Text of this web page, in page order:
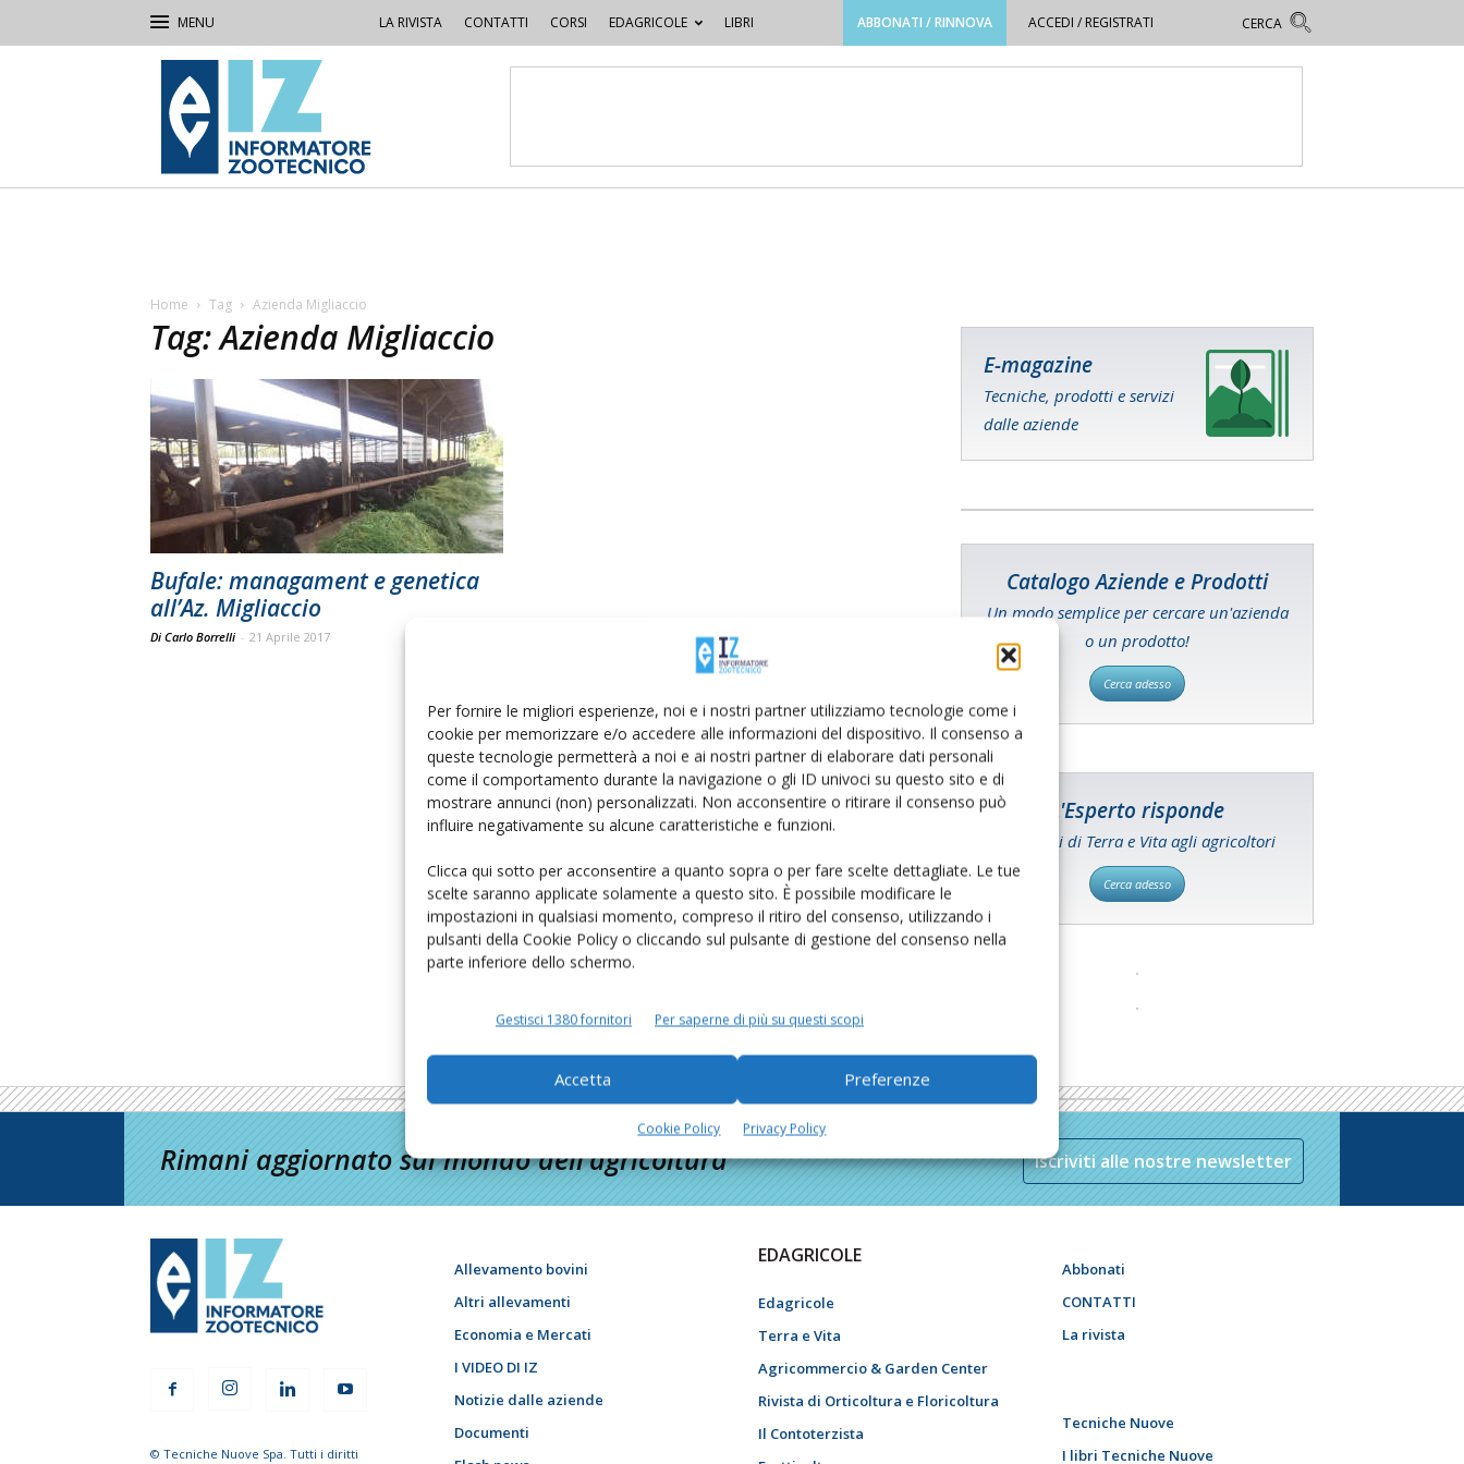
Per fornire le migliori esperienze, noi e i nostri partner utilizziamo tecnologie come i
cookie per memorizzare e/o accedere alle informazioni del dispositivo. Il consenso a
queste tecnologie permetterà a noi e ai nostri partner di elaborare dati personali
come il comportamento durante la navigazione o gli ID univoci su questo sito e di
mostrare annunci (non) personalizzati. Non acconsentire o ritirare il consenso può
influire negativamente su alcune caratteristiche e funzioni.
Clicca qui sotto per acconsentire a quanto sopra o per fare scelte dettagliate. Le tue
scelte saranno applicate solamente a questo sito. È possibile modificare le
impostazioni in qualsiasi momento, compreso il ritiro del consenso, utilizzando i
pulsanti della Cookie Policy o cliccando sul pulsante di gestione del consenso nella
parte inferiore dello schermo.
Gestisci 1380 fornitori Per saperne di più su questi scopi
Accetta Preferenze
Cookie Policy Privacy Policy
LA RIVISTA CONTATTI CORSI EDAGRICOLE LIBRI ABBONATI / RINNOVA ACCEDI / REGISTRATI
IZ
Informatore
Zootecnico
Home Tag Azienda Migliaccio
Tag: Azienda Migliaccio
Bufale: managament e genetica
all’Az. Migliaccio
Di Carlo Borrelli - 21 Aprile 2017
E-magazine
Tecniche, prodotti e servizi
dalle aziende
Catalogo Aziende e Prodotti
Un modo semplice per cercare un'azienda
o un prodotto!
Cerca adesso
L'Esperto risponde
I consigli di Terra e Vita agli agricoltori
Cerca adesso
Rimani aggiornato sul mondo dell’agricoltura Iscriviti alle nostre newsletter
© Tecniche Nuove Spa. Tutti i diritti
Allevamento bovini
Altri allevamenti
Economia e Mercati
I VIDEO DI IZ
Notizie dalle aziende
Documenti
EDAGRICOLE
Edagricole
Terra e Vita
Agricommercio & Garden Center
Rivista di Orticoltura e Floricoltura
Il Contoterzista
Abbonati
CONTATTI
La rivista
Tecniche Nuove
I libri Tecniche Nuove